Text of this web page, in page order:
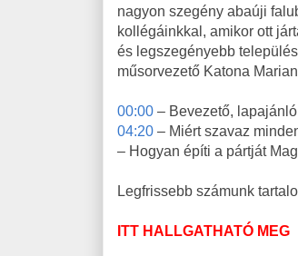
nagyon szegény abaúji
kollégáinkkal, amikor ott
és legszegényebb
műsorvezető Katona
00:00 – Bevezető, lapajánló
04:20 – Miért szavaz
– Hogyan építi a pártját
Legfrissebb számunk
ITT HALLGATHATÓ MEG